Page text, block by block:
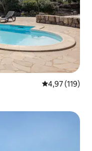
Gemiddelde
4,97 (119)